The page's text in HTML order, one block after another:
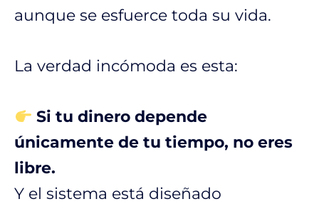
aunque se esfuerce toda su vida.
La verdad incómoda es esta:
Si tu dinero depende
únicamente de tu tiempo, no eres
libre.
Y el sistema está diseñado